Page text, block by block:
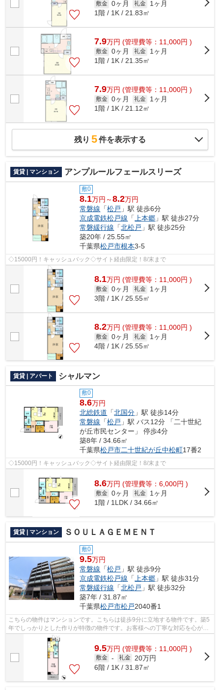
敷金 0ヶ月 礼金
1ヶ月
1階 / 1K / 21.83㎡
7.9万円 (管理費等：11,000円 )
敷金 0ヶ月 礼金
1ヶ月
1階 / 1K / 21.35㎡
7.9万円 (管理費等：11,000円 )
敷金 0ヶ月 礼金
1ヶ月
1階 / 1K / 21.12㎡
残り 5件を表示する
賃貸 | マンション アンプルールフェールスリーズ
敷0
8.1万円～8.2万円
常磐線 「松戸 」駅 徒歩6分
京成電鉄松戸線 「 上本郷 」駅 徒歩27分
常磐緩行線 「北松戸 」駅 徒歩25分
築20年 / 25.55㎡
千葉県松戸市根本3-5
◇15000円！キャッシュバック◇サイト経由限定！8/末まで
8.1万円 (管理費等：11,000円 )
敷金 0ヶ月 礼金
1ヶ月
3階 / 1K / 25.55㎡
8.2万円 (管理費等：11,000円 )
敷金 0ヶ月 礼金
1ヶ月
4階 / 1K / 25.55㎡
賃貸 | アパート シャルマン
敷0
8.6万円
北総鉄道 「北国分 」駅 徒歩14分
常磐線 「松戸 」駅 バス12分 「二十世紀
が丘市民センター」 停歩4分
築8年 / 34.66㎡
千葉県松戸市二十世紀が丘中松町17番2
◇15000円！キャッシュバック◇サイト経由限定！8/末まで
8.6万円 (管理費等：6,000円 )
敷金 0ヶ月 礼金
1ヶ月
1階 / 1LDK / 34.66㎡
賃貸 | マンション ＳＯＵＬＡＧＥＭＥＮＴ
敷0
9.5万円
常磐線 「松戸 」駅 徒歩9分
京成電鉄松戸線 「上本郷 」駅 徒歩31分
常磐緩行線 「北松戸 」駅 徒歩32分
築7年 / 31.87㎡
千葉県松戸市松戸2040番1
こちらの物件はマンションです。こちらは徒歩9分に立地する物件です。築5
年でしっかりとした作りが特徴の物件です。お客様への丁寧な対応を心がけ
ているアパートマンション館 柏店だ...
9.5万円 (管理費等：11,000円 )
敷金 - 礼金
20万円
6階 / 1K / 31.87㎡